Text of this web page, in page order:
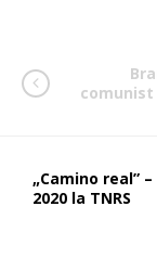
comunist
„Camino real”
2020 la TNRS